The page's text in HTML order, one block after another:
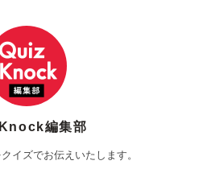
編集部
イズでお伝えいたします。